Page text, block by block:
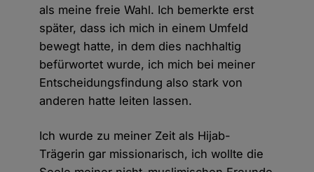
als meine freie Wahl. Ich bemerkte erst
später, dass ich mich in einem Umfeld
bewegt hatte, in dem dies nachhaltig
befürwortet wurde, ich mich bei meiner
Entscheidungsfindung also stark von
anderen hatte leiten lassen.
Ich wurde zu meiner Zeit als Hijab-
Trägerin gar missionarisch, ich wollte die